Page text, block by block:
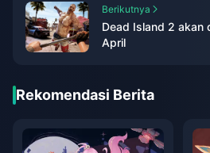
Berikutnya
Dead Island 2 akan
April
Rekomendasi Berita